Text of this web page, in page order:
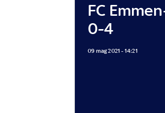
FC
0-4
09 mag 2021 - 14:21